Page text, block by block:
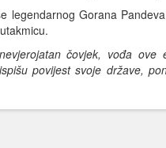
legendarnog Gorana
čovjek, vođa ove
povijest svoje države,